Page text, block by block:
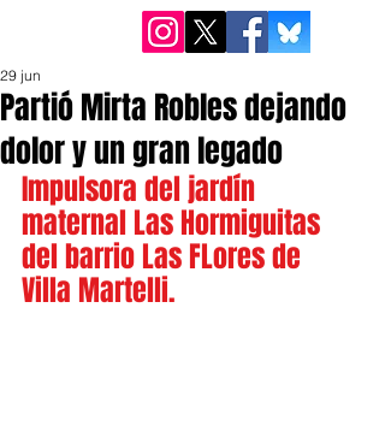
Partió Mirta Robles dejando
dolor y un gran legado
29 jun
Impulsora del jardín
maternal Las Hormiguitas
del barrio Las FLores de
Villa Martelli.